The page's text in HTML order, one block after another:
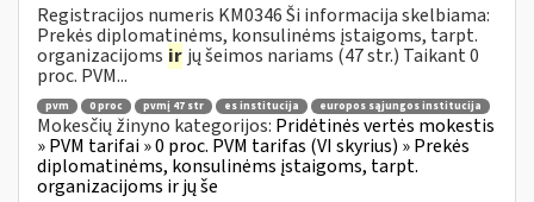
Registracijos numeris KM0346 Ši informacija skelbiama:
Prekės diplomatinėms, konsulinėms įstaigoms, tarpt.
organizacijoms ir jų šeimos nariams (47 str.) Taikant 0
proc. PVM...
pvm 0 proc pvmį 47 str es institucija europos sąjungos institucija
Mokesčių žinyno kategorijos: Pridėtinės vertės mokestis
» PVM tarifai » 0 proc. PVM tarifas (VI skyrius) » Prekės
diplomatinėms, konsulinėms įstaigoms, tarpt.
organizacijoms ir jų še